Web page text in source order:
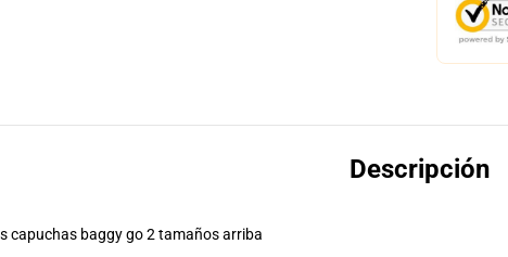
Descripción
capuchas baggy go 2 tamaños arriba